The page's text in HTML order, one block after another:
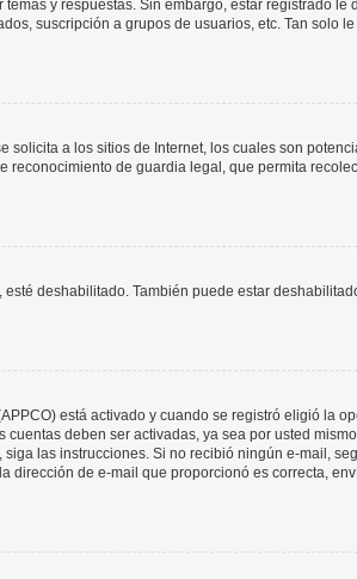
y respuestas. Sin embargo, estar registrado le
suscripción a grupos de usuarios, etc. Tan solo
solicita a los sitios de Internet, los cuales son
reconocimiento de guardia legal, que permita
deshabilitado. También puede estar
está activado y cuando se registró eligió la
deben ser activadas, ya sea por usted
las instrucciones. Si no recibió ningún e-mail,
dirección de e-mail que proporcionó es correcta,